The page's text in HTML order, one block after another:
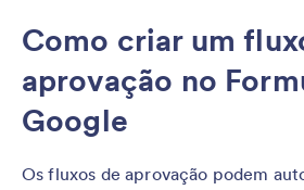
Como criar um
aprovação no
Google
Os fluxos de aprovação podem